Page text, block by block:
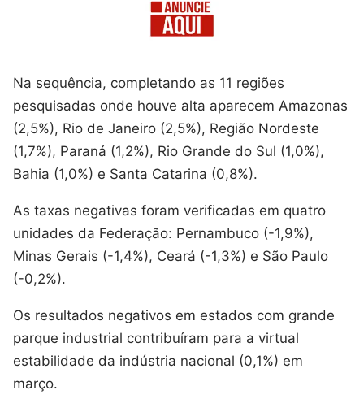
Na sequência, completando as 11 regiões
pesquisadas onde houve alta aparecem Amazonas
(2,5%), Rio de Janeiro (2,5%), Região Nordeste
(1,7%), Paraná (1,2%), Rio Grande do Sul (1,0%),
Bahia (1,0%) e Santa Catarina (0,8%).
As taxas negativas foram verificadas em quatro
unidades da Federação: Pernambuco (-1,9%),
Minas Gerais (-1,4%), Ceará (-1,3%) e São Paulo
(-0,2%).
Os resultados negativos em estados com grande
parque industrial contribuíram para a virtual
estabilidade da indústria nacional (0,1%) em
março.